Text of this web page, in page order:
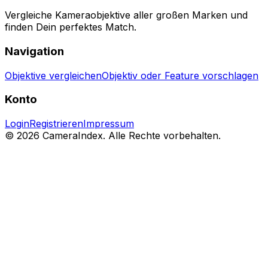
Vergleiche Kameraobjektive aller großen Marken und
finden Dein perfektes Match.
Navigation
Objektive vergleichenObjektiv oder Feature vorschlagen
Konto
LoginRegistrierenImpressum
© 2026 CameraIndex. Alle Rechte vorbehalten.